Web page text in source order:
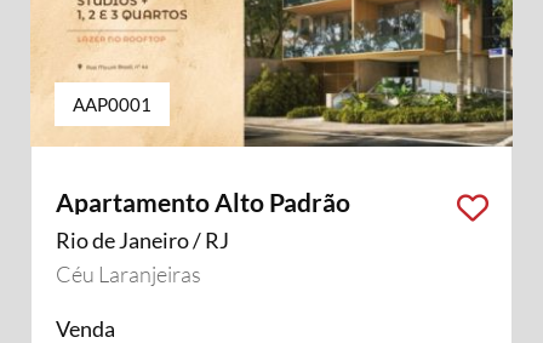
AAP0001
Apartamento Alto Padrão
Rio de Janeiro / RJ
Céu Laranjeiras
Venda